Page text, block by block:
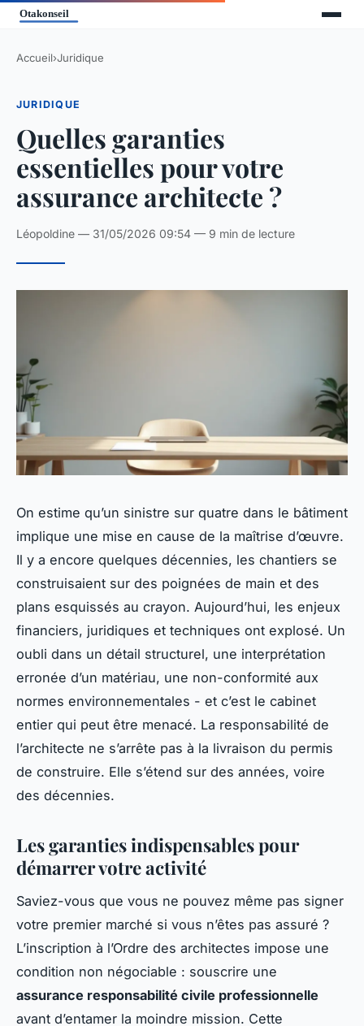
Accueil›Juridique
JURIDIQUE
Quelles garanties
essentielles pour votre
assurance architecte ?
Léopoldine — 31/05/2026 09:54 — 9 min de lecture
On estime qu’un sinistre sur quatre dans le bâtiment
implique une mise en cause de la maîtrise d’œuvre.
Il y a encore quelques décennies, les chantiers se
construisaient sur des poignées de main et des
plans esquissés au crayon. Aujourd’hui, les enjeux
financiers, juridiques et techniques ont explosé. Un
oubli dans un détail structurel, une interprétation
erronée d’un matériau, une non-conformité aux
normes environnementales - et c’est le cabinet
entier qui peut être menacé. La responsabilité de
l’architecte ne s’arrête pas à la livraison du permis
de construire. Elle s’étend sur des années, voire
des décennies.
Les garanties indispensables pour
démarrer votre activité
Saviez-vous que vous ne pouvez même pas signer
votre premier marché si vous n’êtes pas assuré ?
L’inscription à l’Ordre des architectes impose une
condition non négociable : souscrire une
assurance responsabilité civile professionnelle
avant d’entamer la moindre mission. Cette